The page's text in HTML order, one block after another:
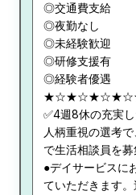
◎交通費支給
◎夜勤なし
◎未経験歓迎
◎研修支援有
◎経験者優遇
✅4週8休の充実
人柄重視の選考
で生活相談員を
●デイサービスに
ていただきます。